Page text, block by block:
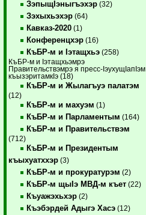
ЗэпыщIэныгъэхэр (32)
Зэхыхьэхэр (64)
Кавказ-2020 (1)
Конференцхэр (16)
КъБР-м и Iэтащхьэ (258)
КъБР-м и Iэтащхьэмрэ
Правительствэмрэ я пресс-IэухущIапIэм
къызэритамкIэ (18)
КъБР-м и Жылагъуэ палатэм
(12)
КъБР-м и махуэм (1)
КъБР-м и Парламентым (164)
КъБР-м и Правительствэм
(712)
КъБР-м и Президентым
къыхуатххэр (3)
КъБР-м и прокуратурэм (2)
КъБР-м щыIэ МВД-м къет (22)
Къуажэхьхэр (2)
Къэбэрдей Адыгэ Хасэ (12)